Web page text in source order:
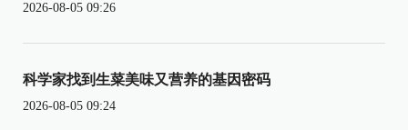
2026-08-05 09:26
科学家找到生菜美味又营养的基因密码
2026-08-05 09:24